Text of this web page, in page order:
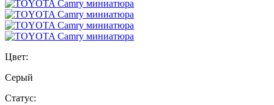
Цвет:
Серый
Статус: